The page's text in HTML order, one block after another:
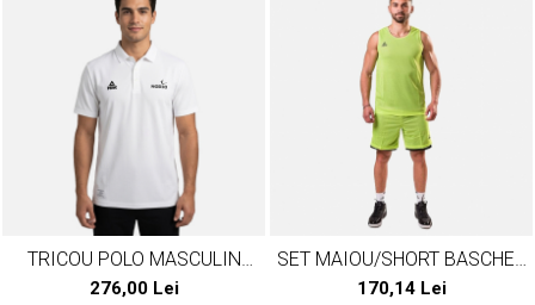
TRICOU POLO MASCULIN
PEAK NADIA1976
276,00 Lei
SET MAIOU/SHORT BASCHET
REVERSIBIL PEAK S3BALL
170,14 Lei